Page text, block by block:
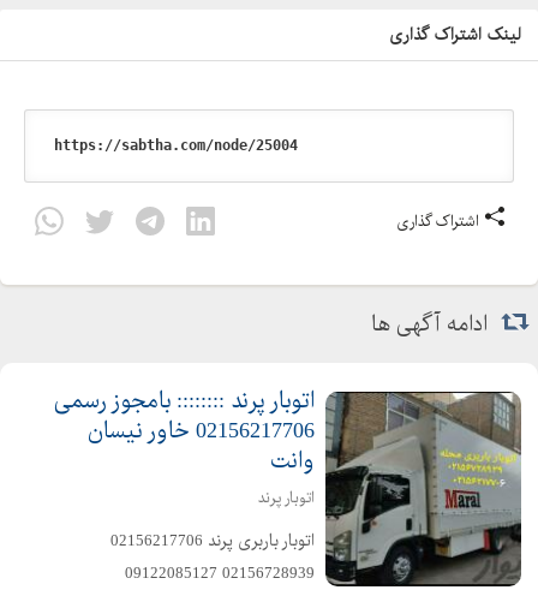
لینک اشتراک گذاری
اشتراک گذاری
ادامه آگهی ها
اتوبار پرند :::::::: بامجوز رسمی
02156217706 خاور نیسان
وانت
اتوبار پرند
️اتوبار باربری پرند️ 02156217706 ️
02156728939 ️09122085127 ️